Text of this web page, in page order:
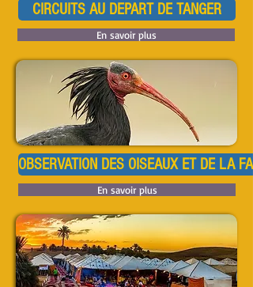
CIRCUITS AU DEPART DE TANGER
En savoir plus
OBSERVATION DES OISEAUX ET DE LA
En savoir plus